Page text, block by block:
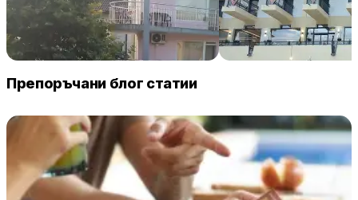
Familia Fantastiko
Китен 68 € / нощувка
Grand Hotel & Therme
Tarnovo
Велико Търново 106
Препоръчани блог статии